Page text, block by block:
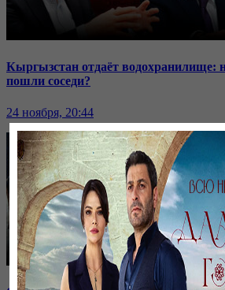
Кыргызстан отдаёт водохранилище:
пошли соседи?
24 ноября, 20:44